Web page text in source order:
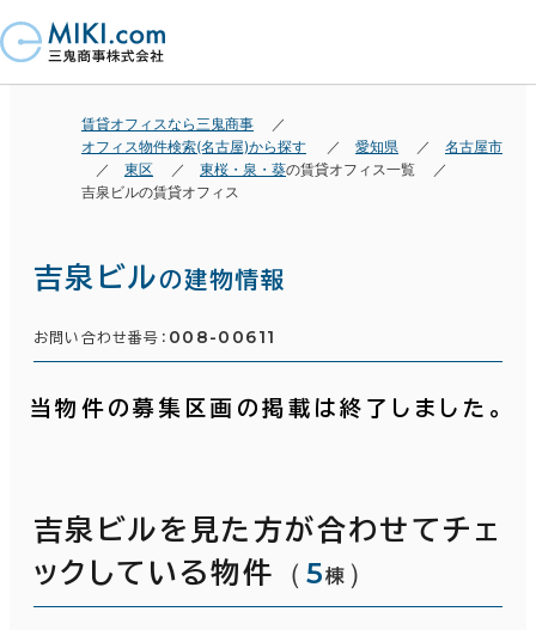
賃貸オフィスなら三鬼商事
オフィス物件検索(名古屋)から探す
愛知県
名古屋市
東区
東桜・泉・葵の賃貸オフィス一覧
吉泉ビルの賃貸オフィス
吉泉ビルの建物情報
お問い合わせ番号： 008-00611
当物件の募集区画の掲載は終了しました。
吉泉ビルを見た方が合わせてチェ
ックしている物件
（ 5棟 ）